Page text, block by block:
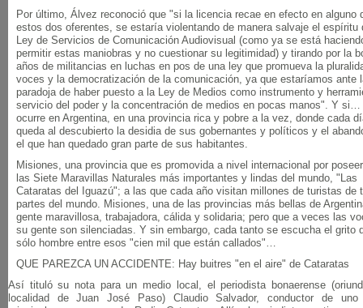
Por último, Álvez reconoció que "si la licencia recae en efecto en alguno
estos dos oferentes, se estaría violentando de manera salvaje el espíritu
Ley de Servicios de Comunicación Audiovisual (como ya se está
permitir estas maniobras y no cuestionar su legitimidad) y tirando por la
años de militancias en luchas en pos de una ley que promueva la
voces y la democratización de la comunicación, ya que estaríamos ante
paradoja de haber puesto a la Ley de Medios como instrumento y
servicio del poder y la concentración de medios en pocas manos". Y
ocurre en Argentina, en una provincia rica y pobre a la vez, donde cada
queda al descubierto la desidia de sus gobernantes y políticos y el
el que han quedado gran parte de sus habitantes.
Misiones, una provincia que es promovida a nivel internacional por
las Siete Maravillas Naturales más importantes y lindas del mundo, "Las
Cataratas del Iguazú"; a las que cada año visitan millones de turistas de
partes del mundo. Misiones, una de las provincias más bellas de
gente maravillosa, trabajadora, cálida y solidaria; pero que a veces las
su gente son silenciadas. Y sin embargo, cada tanto se escucha el grito
sólo hombre entre esos "cien mil que están callados"…
QUE PAREZCA UN ACCIDENTE: Hay buitres "en el aire" de Cataratas
Así tituló su nota para un medio local, el periodista bonaerense
localidad de Juan José Paso) Claudio Salvador, conductor de